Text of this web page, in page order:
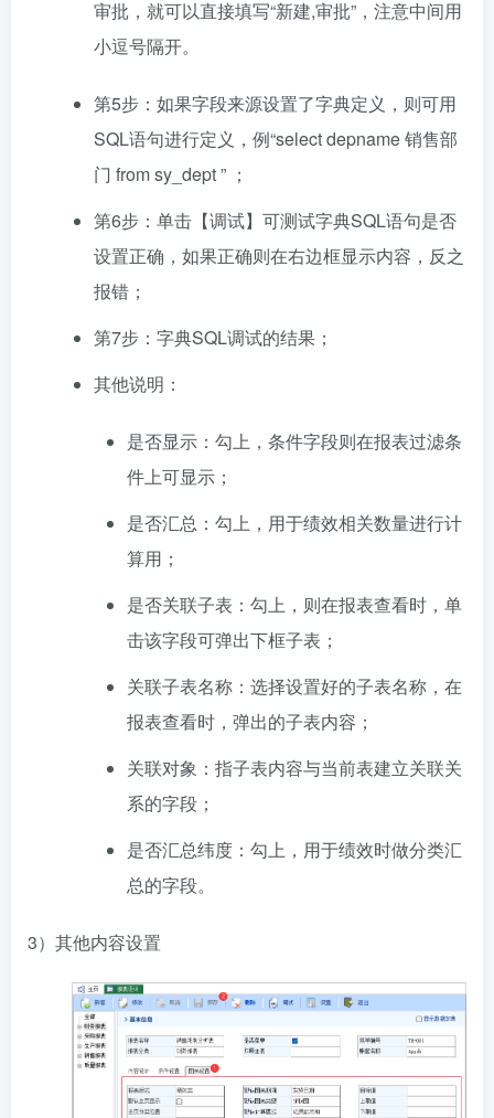
审批，就可以直接填写“新建,审批”，注意中间用
小逗号隔开。
第5步：如果字段来源设置了字典定义，则可用
SQL语句进行定义，例“select depname 销售部
门 from sy_dept ” ；
第6步：单击【调试】可测试字典SQL语句是否
设置正确，如果正确则在右边框显示内容，反之
报错；
第7步：字典SQL调试的结果；
其他说明：
是否显示：勾上，条件字段则在报表过滤条
件上可显示；
是否汇总：勾上，用于绩效相关数量进行计
算用；
是否关联子表：勾上，则在报表查看时，单
击该字段可弹出下框子表；
关联子表名称：选择设置好的子表名称，在
报表查看时，弹出的子表内容；
关联对象：指子表内容与当前表建立关联关
系的字段；
是否汇总纬度：勾上，用于绩效时做分类汇
总的字段。
3）其他内容设置